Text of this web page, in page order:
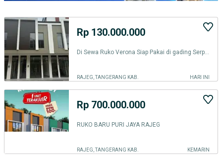
Rp 130.000.000
RAJEG, TANGERANG KAB. HARI INI
Rp 700.000.000
RUKO BARU PURI JAYA RAJEG
RAJEG, TANGERANG KAB. KEMARIN